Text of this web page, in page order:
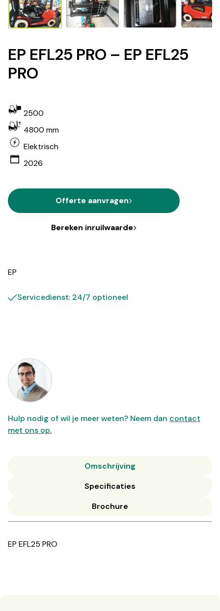
EP EFL25 PRO – EP EFL25
PRO
2500
4800 mm
Elektrisch
2026
Offerte aanvragen
Bereken inruilwaarde
EP
Servicedienst: 24/7 optioneel
Hulp nodig of wil je meer weten? Neem dan contact
met ons op.
Omschrijving
Specificaties
Brochure
EP EFL25 PRO